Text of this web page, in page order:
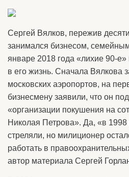
Сергей Вялков, пережив
занимался бизнесом,
январе 2018 года «лихие 90-
в его жизнь. Сначала Вялкова
московских аэропортов, на
бизнесмену заявили, что он
«организации покушения на
Николая Петрова». Да, «в 1998
стреляли, но милиционер
работать в
автор материала Сергей